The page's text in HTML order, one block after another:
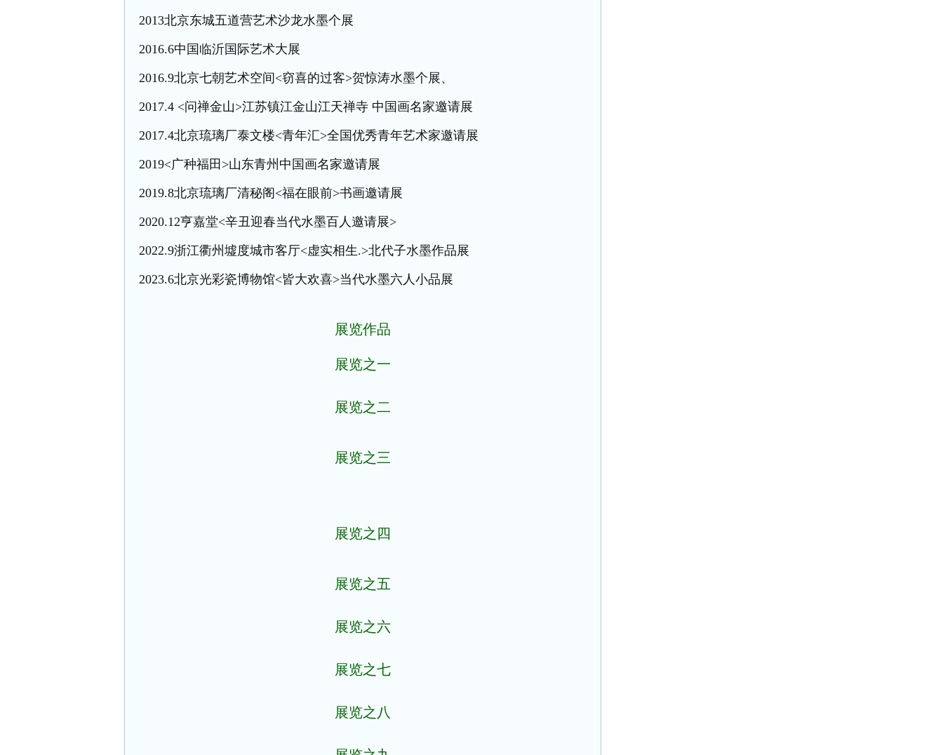
2013北京东城五道营艺术沙龙水墨个展
2016.6中国临沂国际艺术大展
2016.9北京七朝艺术空间<窃喜的过客>贺惊涛水墨个展、
2017.4 <问禅金山>江苏镇江金山江天禅寺 中国画名家邀请展
2017.4北京琉璃厂泰文楼<青年汇>全国优秀青年艺术家邀请展
2019<广种福田>山东青州中国画名家邀请展
2019.8北京琉璃厂清秘阁 <福在眼前>书画邀请展
2020.12亨嘉堂<辛丑迎春当代水墨百人邀请展>
2022.9浙江衢州墟度城市客厅<虚实相生.>北代子水墨作品展
2023.6北京光彩瓷博物馆<皆大欢喜>当代水墨六人小品展
展览作品
展览之一
展览之二
展览之三
展览之四
展览之五
展览之六
展览之七
展览之八